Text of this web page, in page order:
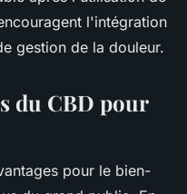
l'intégration
gestion de la douleur.
du CBD pour
pour le bien-